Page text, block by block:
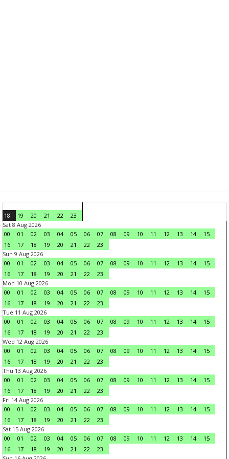
18 19 20 21 22
23
Sat 8 Aug 2026
00
01 02 03 04 05 06 07 08 09 10 11 12 13 14
15
16
17 18 19 20 21 22
23
Sun 9 Aug 2026
00
01 02 03 04 05 06 07 08 09 10 11 12 13 14
15
16
17 18 19 20 21 22
23
Mon 10 Aug 2026
00
01 02 03 04 05 06 07 08 09 10 11 12 13 14
15
16
17 18 19 20 21 22
23
Tue 11 Aug 2026
00
01 02 03 04 05 06 07 08 09 10 11 12 13 14
15
16
17 18 19 20 21 22
23
Wed 12 Aug 2026
00
01 02 03 04 05 06 07 08 09 10 11 12 13 14
15
16
17 18 19 20 21 22
23
Thu 13 Aug 2026
00
01 02 03 04 05 06 07 08 09 10 11 12 13 14
15
16
17 18 19 20 21 22
23
Fri 14 Aug 2026
00
01 02 03 04 05 06 07 08 09 10 11 12 13 14
15
16
17 18 19 20 21 22
23
Sat 15 Aug 2026
00
01 02 03 04 05 06 07 08 09 10 11 12 13 14
15
16
17 18 19 20 21 22
23